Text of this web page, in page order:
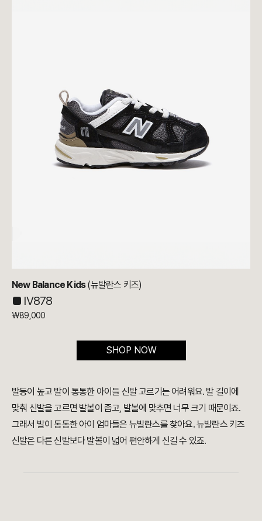
New Balance Kids(뉴발란스 키즈)
■ IV878
₩89,000
SHOP NOW
발등이 높고 발이 통통한 아이들 신발 고르기는 어려워요. 발 길이에
맞춰 신발을 고르면 발볼이 좁고, 발볼에 맞추면 너무 크기 때문이죠.
그래서 발이 통통한 아이 엄마들은 뉴발란스를 찾아요. 뉴발란스 키즈
신발은 다른 신발보다 발볼이 넓어 편안하게 신길 수 있죠.